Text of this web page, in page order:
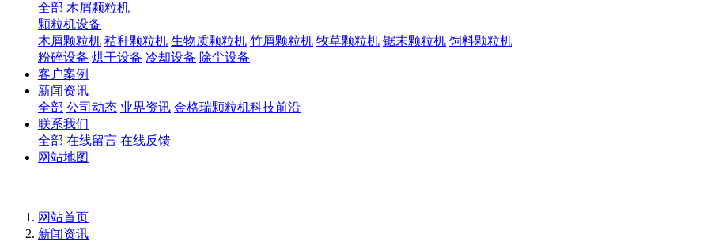
全部 木屑颗粒机
颗粒机设备
木屑颗粒机 秸秆颗粒机 生物质颗粒机 竹屑颗粒机 牧草颗粒机 锯末颗粒机 饲料颗粒机
粉碎设备 烘干设备 冷却设备 除尘设备
客户案例
新闻资讯
全部 公司动态 业界资讯 金格瑞颗粒机科技前沿
联系我们
全部 在线留言 在线反馈
网站地图
网站首页
新闻资讯